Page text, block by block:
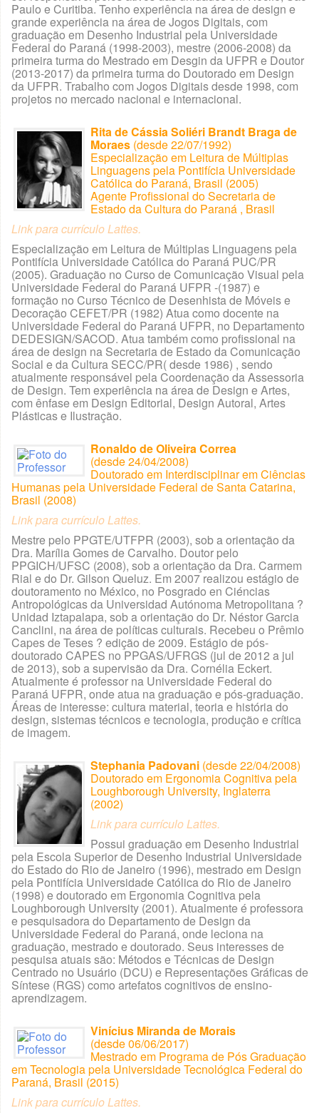
Paulo e Curitiba. Tenho experiência na área de design e
grande experiência na área de Jogos Digitais, com
graduação em Desenho Industrial pela Universidade
Federal do Paraná (1998-2003), mestre (2006-2008) da
primeira turma do Mestrado em Desgin da UFPR e Doutor
(2013-2017) da primeira turma do Doutorado em Design
da UFPR. Trabalho com Jogos Digitais desde 1998, com
projetos no mercado nacional e internacional.
Rita de Cássia Soliéri Brandt Braga de
Moraes (desde 22/07/1992)
Especialização em Leitura de Múltiplas
Linguagens pela Pontifícia Universidade
Católica do Paraná, Brasil (2005)
Agente Profissional do Secretaria de
Estado da Cultura do Paraná , Brasil
Link para currículo Lattes.
Especialização em Leitura de Múltiplas Linguagens pela
Pontifícia Universidade Católica do Paraná PUC/PR
(2005). Graduação no Curso de Comunicação Visual pela
Universidade Federal do Paraná UFPR -(1987) e
formação no Curso Técnico de Desenhista de Móveis e
Decoração CEFET/PR (1982) Atua como docente na
Universidade Federal do Paraná UFPR, no Departamento
DEDESIGN/SACOD. Atua também como profissional na
área de design na Secretaria de Estado da Comunicação
Social e da Cultura SECC/PR( desde 1986) , sendo
atualmente responsável pela Coordenação da Assessoria
de Design. Tem experiência na área de Design e Artes,
com ênfase em Design Editorial, Design Autoral, Artes
Plásticas e Ilustração.
Ronaldo de Oliveira Correa
(desde 24/04/2008)
Doutorado em Interdisciplinar em Ciências
Humanas pela Universidade Federal de Santa Catarina,
Brasil (2008)
Link para currículo Lattes.
Mestre pelo PPGTE/UTFPR (2003), sob a orientação da
Dra. Marília Gomes de Carvalho. Doutor pelo
PPGICH/UFSC (2008), sob a orientação da Dra. Carmem
Rial e do Dr. Gilson Queluz. Em 2007 realizou estágio de
doutoramento no México, no Posgrado en Ciéncias
Antropológicas da Universidad Autónoma Metropolitana ?
Unidad Iztapalapa, sob a orientação do Dr. Néstor Garcia
Canclini, na área de políticas culturais. Recebeu o Prêmio
Capes de Teses ? edição de 2009. Estágio de pós-
doutorado CAPES no PPGAS/UFRGS (jul de 2012 a jul
de 2013), sob a supervisão da Dra. Cornélia Eckert.
Atualmente é professor na Universidade Federal do
Paraná UFPR, onde atua na graduação e pós-graduação.
Áreas de interesse: cultura material, teoria e história do
design, sistemas técnicos e tecnologia, produção e crítica
de imagem.
Stephania Padovani (desde 22/04/2008)
Doutorado em Ergonomia Cognitiva pela
Loughborough University, Inglaterra
(2002)
Link para currículo Lattes.
Possui graduação em Desenho Industrial
pela Escola Superior de Desenho Industrial Universidade
do Estado do Rio de Janeiro (1996), mestrado em Design
pela Pontifícia Universidade Católica do Rio de Janeiro
(1998) e doutorado em Ergonomia Cognitiva pela
Loughborough University (2001). Atualmente é professora
e pesquisadora do Departamento de Design da
Universidade Federal do Paraná, onde leciona na
graduação, mestrado e doutorado. Seus interesses de
pesquisa atuais são: Métodos e Técnicas de Design
Centrado no Usuário (DCU) e Representações Gráficas de
Síntese (RGS) como artefatos cognitivos de ensino-
aprendizagem.
Vinícius Miranda de Morais
(desde 06/06/2017)
Mestrado em Programa de Pós Graduação
em Tecnologia pela Universidade Tecnológica Federal do
Paraná, Brasil (2015)
Link para currículo Lattes.